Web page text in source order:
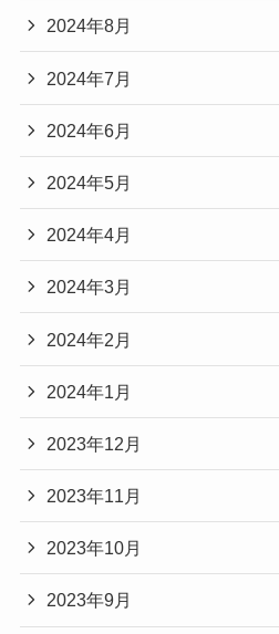
2024年8月
2024年7月
2024年6月
2024年5月
2024年4月
2024年3月
2024年2月
2024年1月
2023年12月
2023年11月
2023年10月
2023年9月